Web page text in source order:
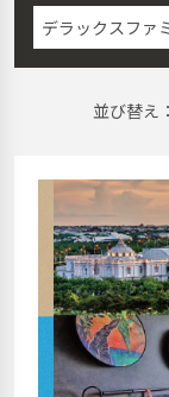
デラックスファ
並び替え：